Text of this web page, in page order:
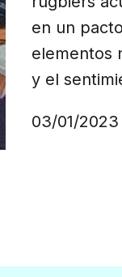
en un
elementos
y el
03/01/2023